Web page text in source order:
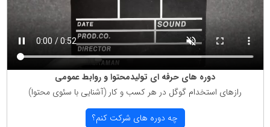
دوره های حرفه ای تولیدمحتوا و روابط عمومی
رازهای استخدام گوگل در هر كسب و كار (آشنایی با سئوی محتوا)
چه دوره های شركت كنم؟